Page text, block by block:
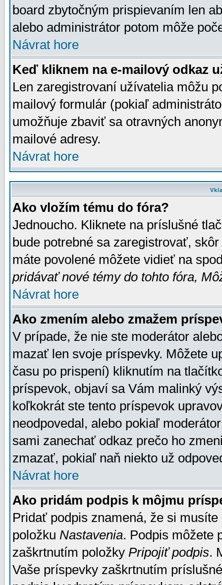
board zbytočným prispievaním len
alebo administrátor potom môže
Návrat hore
Keď kliknem na e-mailový odkaz
Len zaregistrovaní užívatelia môžu
mailový formulár (pokiaľ
umožňuje zbaviť sa otravných
mailové adresy.
Návrat hore
Ako vložím tému do fóra?
Jednoucho. Kliknete na príslušné
bude potrebné sa zaregistrovať,
máte povolené môžete vidieť na
pridávať nové témy do tohto fóra,
Návrat hore
Ako zmením alebo zmažem
V prípade, že nie ste moderátor
mazať len svoje príspevky. Môžete
času po prispení) kliknutím na
príspevok, objaví sa Vám malinký
koľkokrát ste tento príspevok
neodpovedal, alebo pokiaľ
sami zanechať odkaz prečo ho
zmazať, pokiaľ naň niekto už
Návrat hore
Ako pridám podpis k môjmu
Pridať podpis znamená, že si
položku Nastavenia. Podpis môžete
zaškrtnutím položky Pripojiť podpis.
Vaše príspevky zaškrtnutím